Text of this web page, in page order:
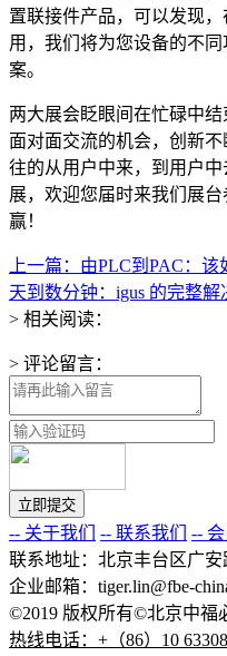
置联接件产品，可以发现
用，我们将为您设备的不
案。
两大展会眨眼间在忙碌中
面对面交流的机会，创新
往的从用户中来，到用户
展，欢迎您届时来我们展台
赢！
上一篇：由PLC到PAC：
天到数分钟：igus 的完整解
> 相关阅读：
> 评论留言：
-- 关于我们 -- 联系我们 --
联系地址：北京丰台区广
企业邮箱：tiger.lin@fbe-
©2019 版权所有©北京中福
热线电话：+（86）10